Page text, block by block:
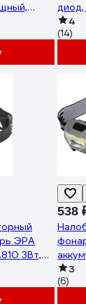
ion
4
(14)
ЭРА
3Вт,
538
3 3
(6)